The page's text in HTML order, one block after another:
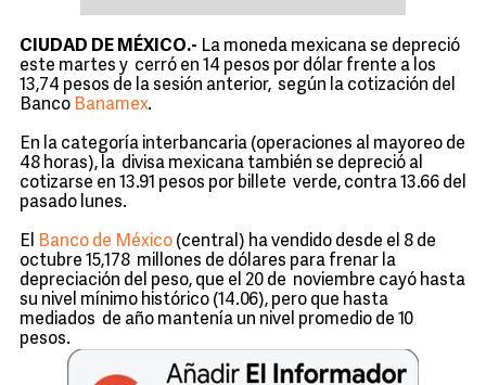
CIUDAD DE MÉXICO.- La moneda mexicana se depreció
este martes y cerró en 14 pesos por dólar frente a los
13,74 pesos de la sesión anterior, según la cotización del
Banco Banamex.
En la categoría interbancaria (operaciones al mayoreo de
48 horas), la divisa mexicana también se depreció al
cotizarse en 13.91 pesos por billete verde, contra 13.66 del
pasado lunes.
El Banco de México (central) ha vendido desde el 8 de
octubre 15,178 millones de dólares para frenar la
depreciación del peso, que el 20 de noviembre cayó hasta
su nivel mínimo histórico (14.06), pero que hasta
mediados de año mantenía un nivel promedio de 10
pesos.